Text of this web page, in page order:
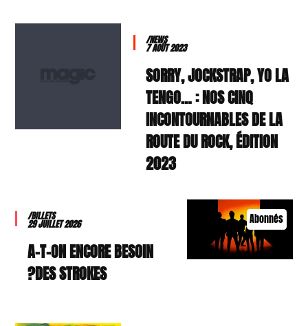
/NEWS
7 AOÛT 2023
SORRY, JOCKSTRAP, YO LA
TENGO… : NOS CINQ
INCONTOURNABLES DE LA
ROUTE DU ROCK, ÉDITION
2023
Abonnés
/BILLETS
29 JUILLET 2026
A-T-ON ENCORE BESOIN
DES STROKES?